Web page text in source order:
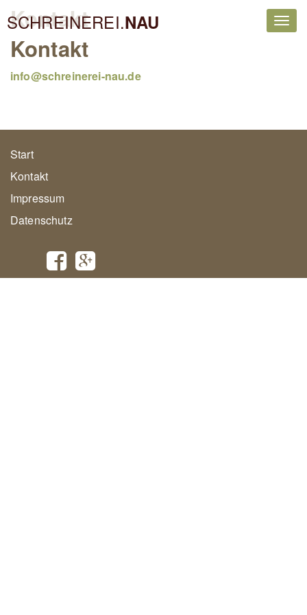
SCHREINEREI.NAU
Kontakt
Kontakt
info@schreinerei-nau.de
Start
Kontakt
Impressum
Datenschutz